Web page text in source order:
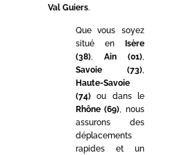
Val Guiers.
Que vous soyez
situé en
Isère
(38), Ain (01),
Savoie (73),
Haute-Savoie
(74)ou dans le
Rhône (69), nous
assurons des
déplacements
rapides et un